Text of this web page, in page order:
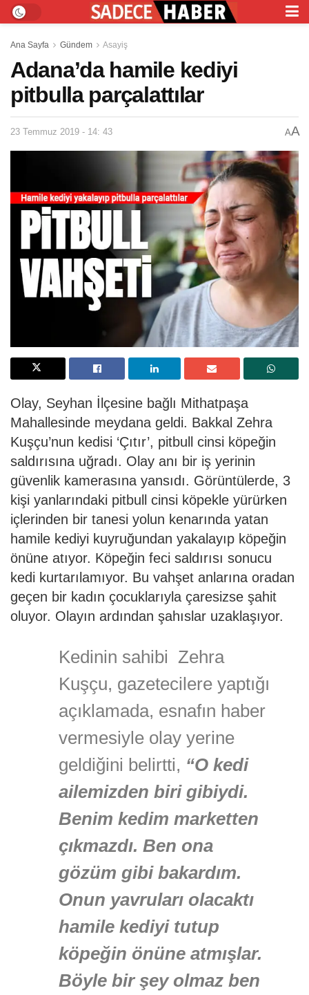
Ana Sayfa Gündem Asayiş
Adana’da hamile kediyi
pitbulla parçalattılar
23 Temmuz 2019 - 14: 43 AA
Olay, Seyhan İlçesine bağlı Mithatpaşa
Mahallesinde meydana geldi. Bakkal Zehra
Kuşçu’nun kedisi ‘Çıtır’, pitbull cinsi köpeğin
saldırısına uğradı. Olay anı bir iş yerinin
güvenlik kamerasına yansıdı. Görüntülerde, 3
kişi yanlarındaki pitbull cinsi köpekle yürürken
içlerinden bir tanesi yolun kenarında yatan
hamile kediyi kuyruğundan yakalayıp köpeğin
önüne atıyor. Köpeğin feci saldırısı sonucu
kedi kurtarılamıyor. Bu vahşet anlarına oradan
geçen bir kadın çocuklarıyla çaresizse şahit
oluyor. Olayın ardından şahıslar uzaklaşıyor.
Kedinin sahibi Zehra
Kuşçu, gazetecilere yaptığı
açıklamada, esnafın haber
vermesiyle olay yerine
geldiğini belirtti, “O kedi
ailemizden biri gibiydi.
Benim kedim marketten
çıkmazdı. Ben ona
gözüm gibi bakardım.
Onun yavruları olacaktı
hamile kediyi tutup
köpeğin önüne atmışlar.
Böyle bir şey olmaz ben